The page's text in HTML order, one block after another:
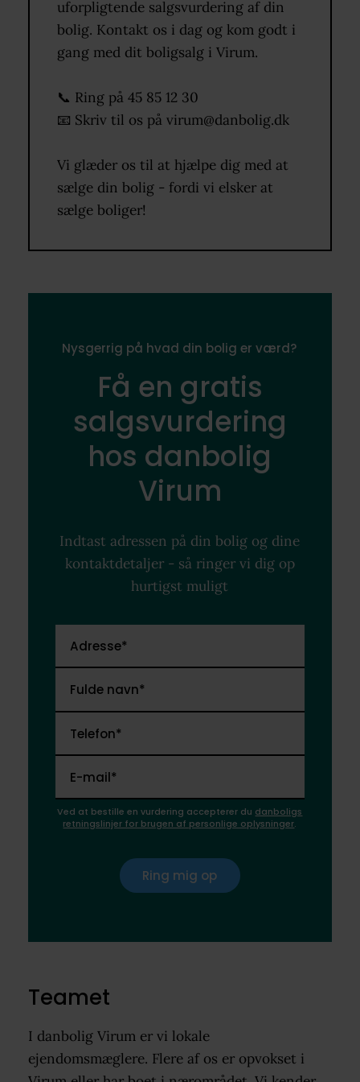
Virum og omegn.
uforpligtende salgsvurdering af din
bolig. Kontakt os i dag og kom godt i
gang med dit boligsalg i Virum.
📞 Ring på 45 85 12 30
📧 Skriv til os på virum@danbolig.dk
Vi glæder os til at hjælpe dig med at
sælge din bolig - fordi vi elsker at
sælge boliger!
Nysgerrig på hvad din bolig er værd?
Få en gratis
salgsvurdering
hos danbolig
Virum
Indtast adressen på din bolig og dine
kontaktdetaljer - så ringer vi dig op
hurtigst muligt
Adresse*
Fulde navn*
Telefon*
E-mail*
Ved at bestille en vurdering accepterer du danboligs
retningslinjer for brugen af personlige oplysninger.
Ring mig op
Teamet
I danbolig Virum er vi lokale
ejendomsmæglere. Flere af os er opvokset i